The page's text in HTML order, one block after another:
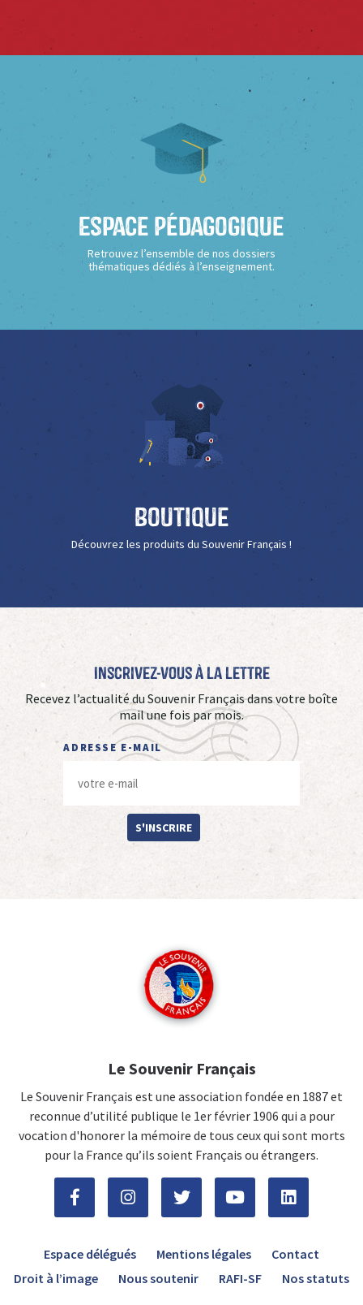
Espace Pédagogique
Retrouvez l’ensemble de nos dossiers
thématiques dédiés à l’enseignement.
Boutique
Découvrez les produits du Souvenir Français !
Inscrivez-vous à La Lettre
Recevez l’actualité du Souvenir Français dans votre boîte
mail une fois par mois.
ADRESSE E-MAIL
S'INSCRIRE
Le Souvenir Français
Le Souvenir Français est une association fondée en 1887 et
reconnue d’utilité publique le 1er février 1906 qui a pour
vocation d'honorer la mémoire de tous ceux qui sont morts
pour la France qu’ils soient Français ou étrangers.
Espace délégués Mentions légales
Contact
Droit à l’image
Nous soutenir RAFI-SF Nos statuts